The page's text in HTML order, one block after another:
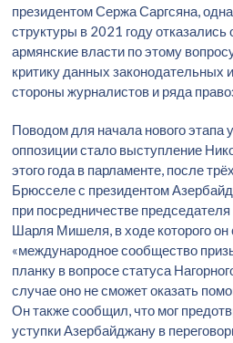
президентом Сержа Саргсяна,
структуры в 2021 году
армянские власти по этому
критику данных законодательных
стороны журналистов и ряда
Поводом для начала нового этапа
оппозиции стало выступление
этого года в парламенте, после
Брюсселе с президентом
при посредничестве
Шарля Мишеля, в ходе которого он
«международное сообщество
планку в вопросе статуса
случае оно не сможет оказать
Он также сообщил, что мог
уступки Азербайджану в